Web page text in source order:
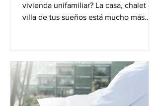
vivienda unifamiliar? La casa, chalet o
villa de tus sueños está mucho más